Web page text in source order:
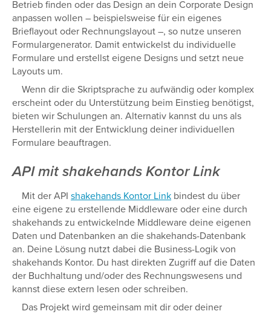
Betrieb finden oder das Design an dein Corporate Design
anpassen wollen – beispielsweise für ein eigenes
Brieflayout oder Rechnungslayout –, so nutze unseren
Formulargenerator. Damit entwickelst du individuelle
Formulare und erstellst eigene Designs und setzt neue
Layouts um.
Wenn dir die Skriptsprache zu aufwändig oder komplex
erscheint oder du Unterstützung beim Einstieg benötigst,
bieten wir Schulungen an. Alternativ kannst du uns als
Herstellerin mit der Entwicklung deiner individuellen
Formulare beauftragen.
API mit shakehands Kontor Link
Mit der API shakehands Kontor Link bindest du über
eine eigene zu erstellende Middleware oder eine durch
shakehands zu entwickelnde Middleware deine eigenen
Daten und Datenbanken an die shakehands-Datenbank
an. Deine Lösung nutzt dabei die Business-Logik von
shakehands Kontor. Du hast direkten Zugriff auf die Daten
der Buchhaltung und/oder des Rechnungswesens und
kannst diese extern lesen oder schreiben.
Das Projekt wird gemeinsam mit dir oder deiner